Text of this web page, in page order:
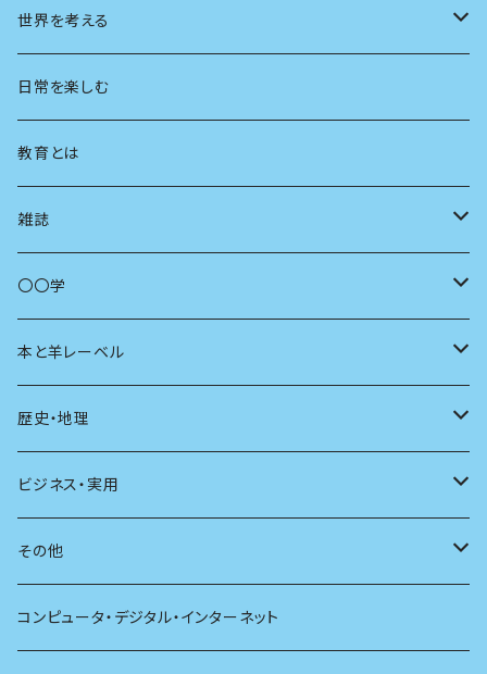
都市
地方
まちづくり
コミュニティ
商いとは
世界を考える
思想
日常を楽しむ
教育とは
雑誌
母の友
ユリイカ
現代思想
新潮
別冊太陽
〇〇学
動物
自然
科学
社会
哲学
本と羊レーベル
電子版（EPub）
電子版（PDF）
歴史・地理
歴史
地理
ビジネス・実用
雷鳥社辞典シリーズ
その他
珈琲
コンピュータ・デジタル・インターネット